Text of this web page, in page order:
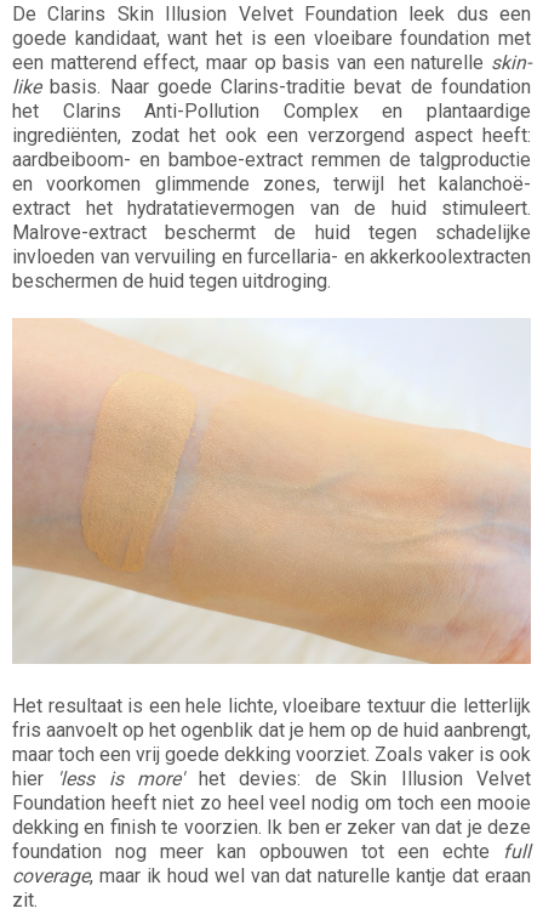
De Clarins Skin Illusion Velvet Foundation leek dus een
goede kandidaat, want het is een vloeibare foundation met
een matterend effect, maar op basis van een naturelle skin-
likebasis. Naar goede Clarins-traditie bevat de foundation
het Clarins Anti-Pollution Complex en plantaardige
ingrediënten, zodat het ook een verzorgend aspect heeft:
aardbeiboom- en bamboe-extract remmen de talgproductie
en voorkomen glimmende zones, terwijl het kalanchoë-
extract het hydratatievermogen van de huid stimuleert.
Malrove-extract beschermt de huid tegen schadelijke
invloeden van vervuiling en furcellaria- en akkerkoolextracten
beschermen de huid tegen uitdroging.
Het resultaat is een hele lichte, vloeibare textuur die letterlijk
fris aanvoelt op het ogenblik dat je hem op de huid aanbrengt,
maar toch een vrij goede dekking voorziet. Zoals vaker is ook
hier
'less is more'het devies: de Skin Illusion Velvet
Foundation heeft niet zo heel veel nodig om toch een mooie
dekking en finish te voorzien. Ik ben er zeker van dat je deze
foundation nog meer kan opbouwen tot een echte
full
coverage, maar ik houd wel van dat naturelle kantje dat eraan
zit.